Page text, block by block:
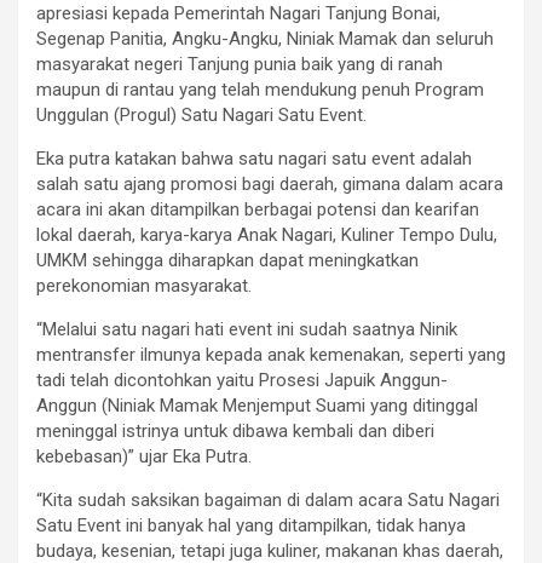
apresiasi kepada Pemerintah Nagari Tanjung Bonai,
Segenap Panitia, Angku-Angku, Niniak Mamak dan seluruh
masyarakat negeri Tanjung punia baik yang di ranah
maupun di rantau yang telah mendukung penuh Program
Unggulan (Progul) Satu Nagari Satu Event.
Eka putra katakan bahwa satu nagari satu event adalah
salah satu ajang promosi bagi daerah, gimana dalam acara
acara ini akan ditampilkan berbagai potensi dan kearifan
lokal daerah, karya-karya Anak Nagari, Kuliner Tempo Dulu,
UMKM sehingga diharapkan dapat meningkatkan
perekonomian masyarakat.
“Melalui satu nagari hati event ini sudah saatnya Ninik
mentransfer ilmunya kepada anak kemenakan, seperti yang
tadi telah dicontohkan yaitu Prosesi Japuik Anggun-
Anggun (Niniak Mamak Menjemput Suami yang ditinggal
meninggal istrinya untuk dibawa kembali dan diberi
kebebasan)” ujar Eka Putra.
“Kita sudah saksikan bagaiman di dalam acara Satu Nagari
Satu Event ini banyak hal yang ditampilkan, tidak hanya
budaya, kesenian, tetapi juga kuliner, makanan khas daerah,